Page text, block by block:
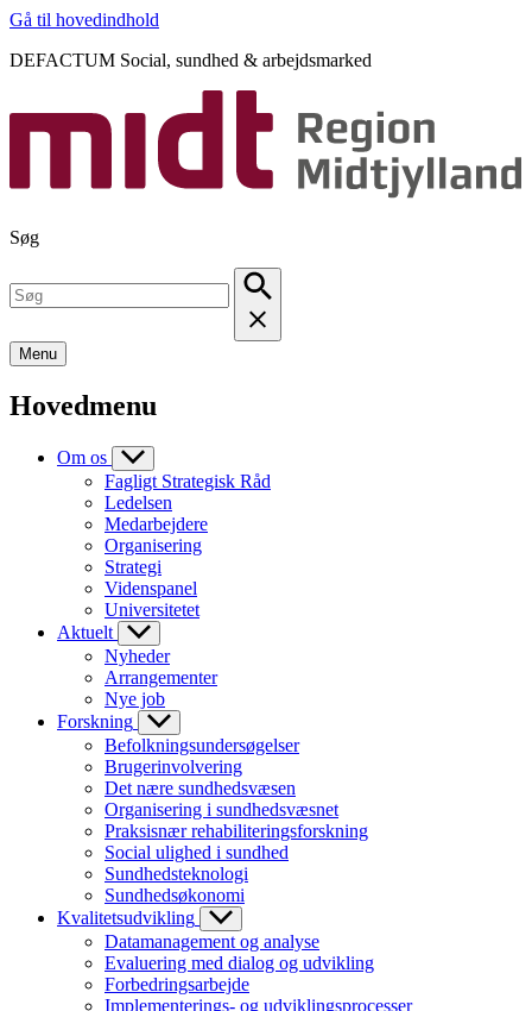
Gå til hovedindhold
DEFACTUM Social, sundhed & arbejdsmarked
Søg
Menu
Hovedmenu
Om os
Fagligt Strategisk Råd
Ledelsen
Medarbejdere
Organisering
Strategi
Videnspanel
Universitetet
Aktuelt
Nyheder
Arrangementer
Nye job
Forskning
Befolkningsundersøgelser
Brugerinvolvering
Det nære sundhedsvæsen
Organisering i sundhedsvæsnet
Praksisnær rehabiliteringsforskning
Social ulighed i sundhed
Sundhedsteknologi
Sundhedsøkonomi
Kvalitetsudvikling
Datamanagement og analyse
Evaluering med dialog og udvikling
Forbedringsarbejde
Implementerings- og udviklingsprocesser